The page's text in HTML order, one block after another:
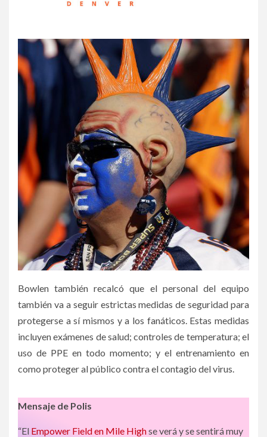
Bowlen también recalcó que el personal del equipo
también va a seguir estrictas medidas de seguridad para
protegerse a sí mismos y a los fanáticos. Estas medidas
incluyen exámenes de salud; controles de temperatura; el
uso de PPE en todo momento; y el entrenamiento en
como proteger al público contra el contagio del virus.
Mensaje de Polis
“El Empower Field en Mile Highse verá y se sentirá muy